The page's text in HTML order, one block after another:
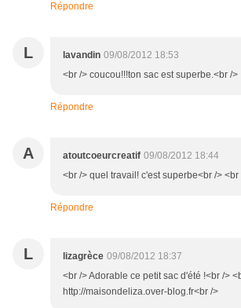
Répondre
L lavandin 09/08/2012 18:53
<br /> coucou!!!ton sac est superbe.<br />
Répondre
A atoutcoeurcreatif 09/08/2012 18:44
<br /> quel travail! c'est superbe<br />
Répondre
L lizagrèce 09/08/2012 18:37
<br /> Adorable ce petit sac d'été !<br />
http://maisondeliza.over-blog.fr<br />